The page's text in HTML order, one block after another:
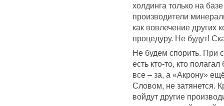
холдинга только на
производители
как вовлечение других
процедуру. Не будут!
Не будем спорить. При
есть кто-то, кто
все – за, а «Акрону»
Словом, не затянется.
войдут другие